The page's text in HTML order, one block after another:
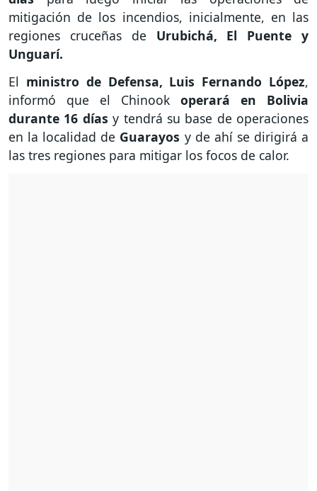
mitigación de los incendios, inicialmente, en las
regiones cruceñas de Urubichá, El Puente y
Unguarí.
El ministro de Defensa, Luis Fernando López,
informó que el Chinook operará en Bolivia
durante 16 días y tendrá su base de operaciones
en la localidad de Guarayos y de ahí se dirigirá a
las tres regiones para mitigar los focos de calor.